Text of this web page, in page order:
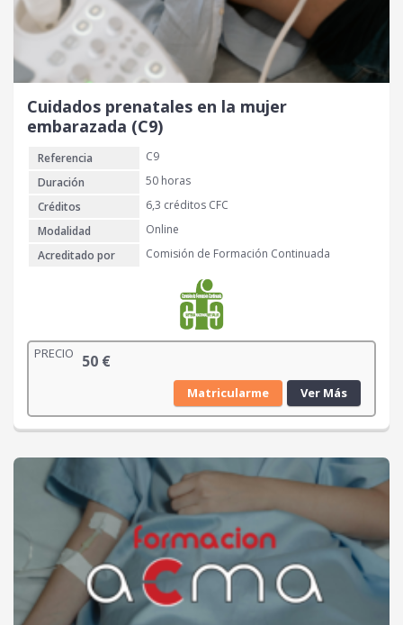
Cuidados prenatales en la mujer
embarazada (C9)
Referencia
C9
Duración
50 horas
Créditos
6,3 créditos CFC
Modalidad
Online
Acreditado por
Comisión de Formación Continuada
PRECIO 50 €
Matricularme Ver Más